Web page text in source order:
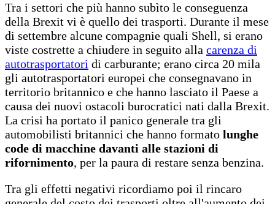
Tra i settori che più hanno subìto le conseguenza
della Brexit vi è quello dei trasporti. Durante il mese
di settembre alcune compagnie quali Shell, si erano
viste costrette a chiudere in seguito alla carenza di
autotrasportatori di carburante; erano circa 20 mila
gli autotrasportatori europei che consegnavano in
territorio britannico e che hanno lasciato il Paese a
causa dei nuovi ostacoli burocratici nati dalla Brexit.
La crisi ha portato il panico generale tra gli
automobilisti britannici che hanno formato lunghe
code di macchine davanti alle stazioni di
rifornimento, per la paura di restare senza benzina.
Tra gli effetti negativi ricordiamo poi il rincaro